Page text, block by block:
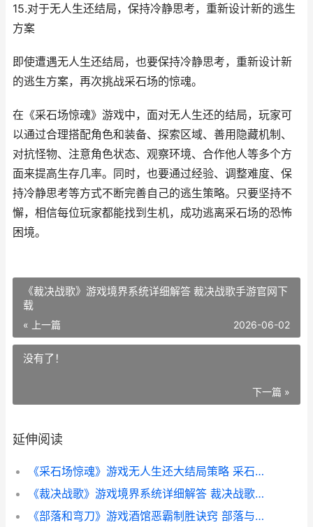
15.对于无人生还结局，保持冷静思考，重新设计新的逃生
方案
即使遭遇无人生还结局，也要保持冷静思考，重新设计新
的逃生方案，再次挑战采石场的惊魂。
在《采石场惊魂》游戏中，面对无人生还的结局，玩家可
以通过合理搭配角色和装备、探索区域、善用隐藏机制、
对抗怪物、注意角色状态、观察环境、合作他人等多个方
面来提高生存几率。同时，也要通过经验、调整难度、保
持冷静思考等方式不断完善自己的逃生策略。只要坚持不
懈，相信每位玩家都能找到生机，成功逃离采石场的恐怖
困境。
《裁决战歌》游戏境界系统详细解答 裁决战歌手游官网下
载
« 上一篇 2026-06-02
没有了！
下一篇 »
延伸阅读
《采石场惊魂》游戏无人生还大结局策略 采石场惊魂演员
《裁决战歌》游戏境界系统详细解答 裁决战歌手游官网下载
《部落和弯刀》游戏酒馆恶霸制胜诀窍 部落与弯刀谁是凶手